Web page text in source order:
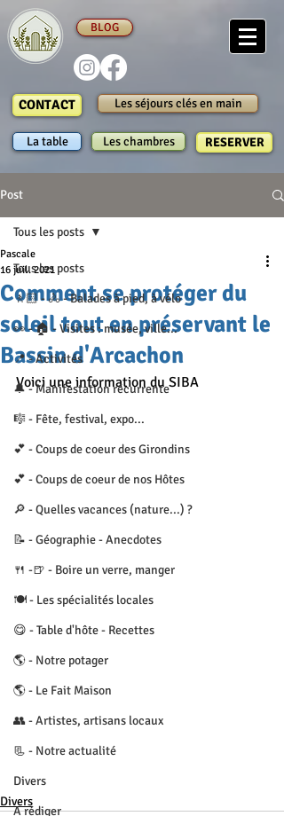
BLOG
CONTACT
La table
Les séjours clés en main
Les chambres RESERVER
Post
Tous les posts
🚶🏻 - 🚴 - Balades à pied, à vélo
👀 - 🏠 - Visites : musée, ville...
📍 - Activités
🔔 - Manifestation récurrente
🎼 - Fête, festival, expo...
💕 - Coups de coeur des Girondins
💕 - Coups de coeur de nos Hôtes
🔎 - Quelles vacances (nature...) ?
📝 - Géographie - Anecdotes
🍴 -🍺 - Boire un verre, manger
🍽 - Les spécialités locales
😋 - Table d'hôte - Recettes
🌎 - Notre potager
🌎 - Le Fait Maison
👥 - Artistes, artisans locaux
📃 - Notre actualité
Divers
A rédiger
Tous les posts
Comment se protéger du
soleil tout en préservant le
Bassin d'Arcachon
Pascale
16 juil. 2021
Voici une information du SIBA
Divers